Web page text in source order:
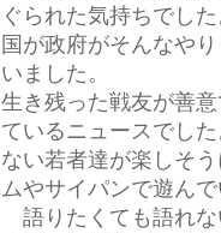
ぐられた気持ちでし
国が政府がそんなや
いました。
生き残った戦友が善
ているニュースでし
ない若者達が楽しそ
ムやサイパンで遊ん
語りたくても語れな